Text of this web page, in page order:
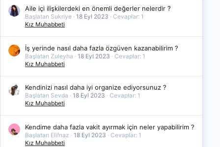
Aile içi ilişkilerdeki en önemli değerler nelerdir ?
Başlatan Sukriye 18 Eyl 2023
Cevaplar: 1
Kız Muhabbeti
İş yerinde nasıl daha fazla özgüven kazanabilirim ?
Başlatan Zuleyha 18 Eyl 2023
Cevaplar: 1
Kız Muhabbeti
Kendinizi nasıl daha iyi organize ediyorsunuz ?
Başlatan Sevda 18 Eyl 2023
Cevaplar: 1
Kız Muhabbeti
Kendime daha fazla vakit ayırmak için neler yapabilirim ?
Başlatan Elifnaz 18 Eyl 2023
Cevaplar: 1
Kız Muhabbeti